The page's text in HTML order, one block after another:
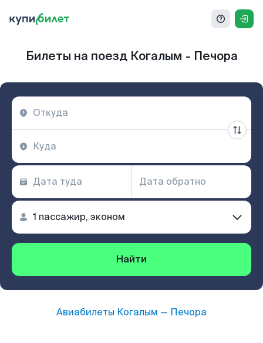
Билеты на поезд Когалым - Печора
Найти
Авиабилеты Когалым — Печора